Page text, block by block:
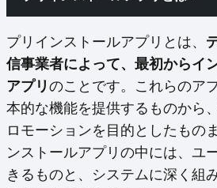
プリインストールアプリとは、
信事業者によって、最初からイ
アプリ のことです。これらのア
本的な機能を提供するものから
ロモーションを目的としたもの
ンストールアプリの中には、ユ
きるものと、システムに深く組